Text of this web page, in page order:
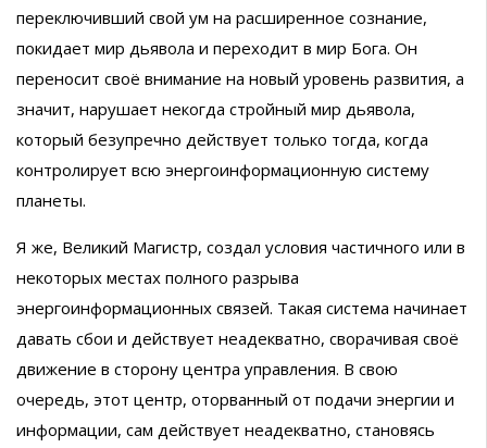
переключивший свой ум на расширенное сознание,
покидает мир дьявола и переходит в мир Бога. Он
переносит своё внимание на новый уровень развития, а
значит, нарушает некогда стройный мир дьявола,
который безупречно действует только тогда, когда
контролирует всю энергоинформационную систему
планеты.
Я же, Великий Магистр, создал условия частичного или в
некоторых местах полного разрыва
энергоинформационных связей. Такая система начинает
давать сбои и действует неадекватно, сворачивая своё
движение в сторону центра управления. В свою
очередь, этот центр, оторванный от подачи энергии и
информации, сам действует неадекватно, становясь